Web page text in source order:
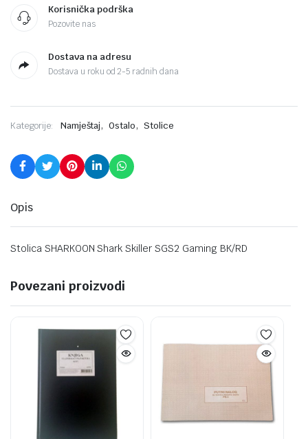
Korisnička podrška
Pozovite nas
Dostava na adresu
Dostava u roku od 2-5 radnih dana
Kategorije: Namještaj, Ostalo, Stolice
Opis
Stolica SHARKOON Shark Skiller SGS2 Gaming BK/RD
Povezani proizvodi